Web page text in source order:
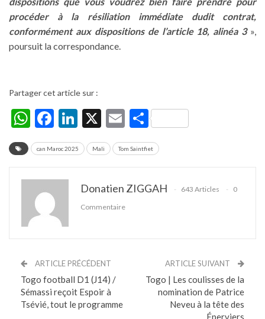
procéder à la résiliation immédiate dudit contrat,
conformément aux dispositions de l’article 18, alinéa 3»,
poursuit la correspondance.
Partager cet article sur :
WhatsApp
Facebook
LinkedIn
X EmailPartager
can Maroc 2025 Mali Tom Saintfiet
Donatien ZIGGAH 643 Articles
0
Commentaire
ARTICLE PRÉCÉDENT
Togo football D1 (J14) /
Sémassi reçoit Espoir à
Tsévié, tout le programme
ARTICLE SUIVANT
Togo | Les coulisses de la
nomination de Patrice
Neveu à la tête des
Éperviers